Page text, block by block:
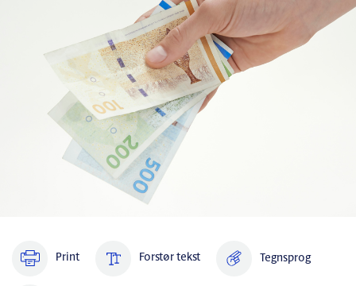
Print Forstør tekst Tegnsprog